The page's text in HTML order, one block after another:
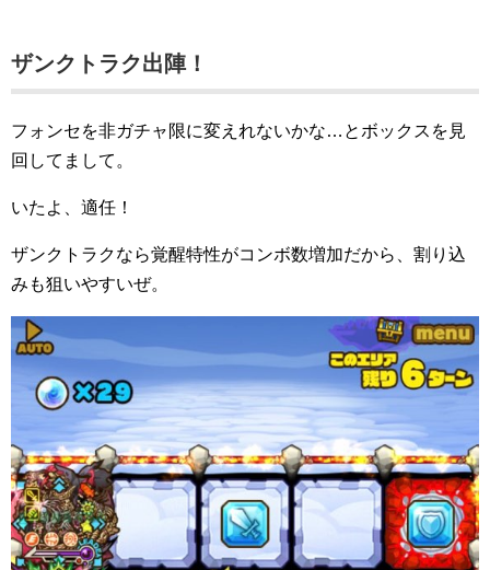
ザンクトラク出陣！
フォンセを非ガチャ限に変えれないかな…とボックスを見
回してまして。
いたよ、適任！
ザンクトラクなら覚醒特性がコンボ数増加だから、割り込
みも狙いやすいぜ。